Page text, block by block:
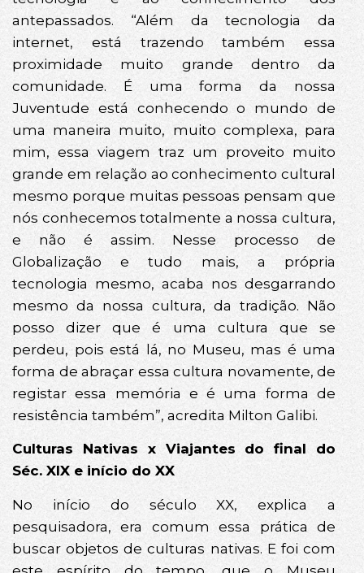
antepassados. “Além da tecnologia da
internet, está trazendo também essa
proximidade muito grande dentro da
comunidade. É uma forma da nossa
Juventude está conhecendo o mundo de
uma maneira muito, muito complexa, para
mim, essa viagem traz um proveito muito
grande em relação ao conhecimento cultural
mesmo porque muitas pessoas pensam que
nós conhecemos totalmente a nossa cultura,
e não é assim. Nesse processo de
Globalização e tudo mais, a própria
tecnologia mesmo, acaba nos desgarrando
mesmo da nossa cultura, da tradição. Não
posso dizer que é uma cultura que se
perdeu, pois está lá, no Museu, mas é uma
forma de abraçar essa cultura novamente, de
registar essa memória e é uma forma de
resistência também”, acredita Milton Galibi.
Culturas Nativas x Viajantes do final do
Séc. XIX e início do XX
No início do século XX, explica a
pesquisadora, era comum essa prática de
buscar objetos de culturas nativas. E foi com